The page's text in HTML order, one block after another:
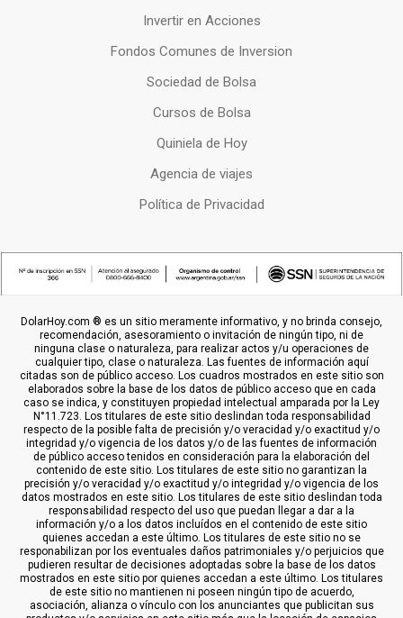
Invertir en Acciones
Fondos Comunes de Inversion
Sociedad de Bolsa
Cursos de Bolsa
Quiniela de Hoy
Agencia de viajes
Política de Privacidad
DolarHoy.com ® es un sitio meramente informativo, y no brinda consejo,
recomendación, asesoramiento o invitación de ningún tipo, ni de
ninguna clase o naturaleza, para realizar actos y/u operaciones de
cualquier tipo, clase o naturaleza. Las fuentes de información aquí
citadas son de público acceso. Los cuadros mostrados en este sitio son
elaborados sobre la base de los datos de público acceso que en cada
caso se indica, y constituyen propiedad intelectual amparada por la Ley
N°11.723. Los titulares de este sitio deslindan toda responsabilidad
respecto de la posible falta de precisión y/o veracidad y/o exactitud y/o
integridad y/o vigencia de los datos y/o de las fuentes de información
de público acceso tenidos en consideración para la elaboración del
contenido de este sitio. Los titulares de este sitio no garantizan la
precisión y/o veracidad y/o exactitud y/o integridad y/o vigencia de los
datos mostrados en este sitio. Los titulares de este sitio deslindan toda
responsabilidad respecto del uso que puedan llegar a dar a la
información y/o a los datos incluídos en el contenido de este sitio
quienes accedan a este último. Los titulares de este sitio no se
responabilizan por los eventuales daños patrimoniales y/o perjuicios que
pudieren resultar de decisiones adoptadas sobre la base de los datos
mostrados en este sitio por quienes accedan a este último. Los titulares
de este sitio no mantienen ni poseen ningún tipo de acuerdo,
asociación, alianza o vínculo con los anunciantes que publicitan sus